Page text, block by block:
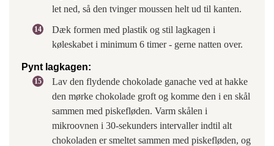
let ned, så den tvinger moussen helt ud til kanten.
Dæk formen med plastik og stil lagkagen i
køleskabet i minimum 6 timer - gerne natten over.
Pynt lagkagen:
Lav den flydende chokolade ganache ved at hakke
den mørke chokolade groft og komme den i en skål
sammen med piskefløden. Varm skålen i
mikroovnen i 30-sekunders intervaller indtil alt
chokoladen er smeltet sammen med piskefløden, og